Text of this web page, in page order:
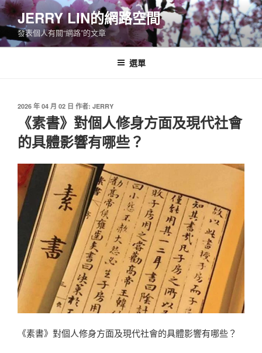
跳
至
主
要
JERRY LIN的網路空間
發表個人有關“網路”的文章
選單
發
2026 年 04 月 02 日 作者: JERRY
《素書》對個人修身方面及現代社會
的具體影響有哪些？
《素書》對個人修身方面及現代社會的具體影響有哪些？